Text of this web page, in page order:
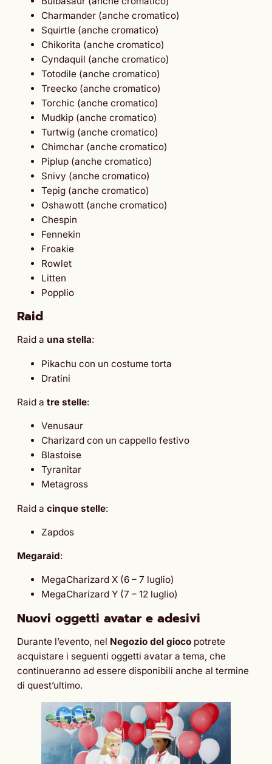
Charmander (anche cromatico)
Squirtle (anche cromatico)
Chikorita (anche cromatico)
Cyndaquil (anche cromatico)
Totodile (anche cromatico)
Treecko (anche cromatico)
Torchic (anche cromatico)
Mudkip (anche cromatico)
Turtwig (anche cromatico)
Chimchar (anche cromatico)
Piplup (anche cromatico)
Snivy (anche cromatico)
Tepig (anche cromatico)
Oshawott (anche cromatico)
Chespin
Fennekin
Froakie
Rowlet
Litten
Popplio
Raid
Raid a una stella:
Pikachu con un costume torta
Dratini
Raid a tre stelle:
Venusaur
Charizard con un cappello festivo
Blastoise
Tyranitar
Metagross
Raid a cinque stelle:
Zapdos
Megaraid:
MegaCharizard X (6 – 7 luglio)
MegaCharizard Y (7 – 12 luglio)
Nuovi oggetti avatar e adesivi
Durante l’evento, nel Negozio del gioco potrete
acquistare i seguenti oggetti avatar a tema, che
continueranno ad essere disponibili anche al termine
di quest’ultimo.